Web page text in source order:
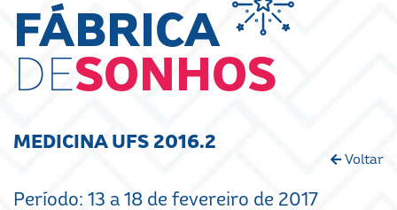
FÁBRICA
DESONHOS
MEDICINA UFS 2016.2
Voltar
Período: 13 a 18 de fevereiro de 2017